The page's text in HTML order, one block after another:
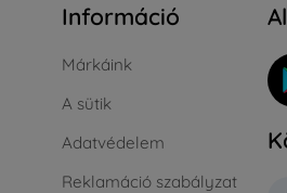
Információ
Márkáink
A sütik
Adatvédelem
Reklamáció szabályzat